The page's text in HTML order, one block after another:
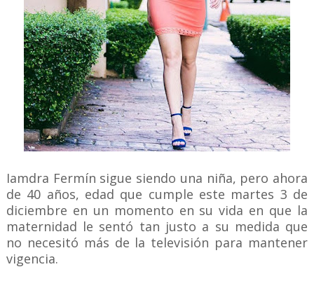
Iamdra Fermín sigue siendo una niña, pero ahora
de 40 años, edad que cumple este martes 3 de
diciembre en un momento en su vida en que la
maternidad le sentó tan justo a su medida que
no necesitó más de la televisión para mantener
vigencia.